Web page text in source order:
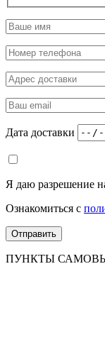
Дата доставки
Я даю разрешение
Ознакомиться с
ПУНКТЫ